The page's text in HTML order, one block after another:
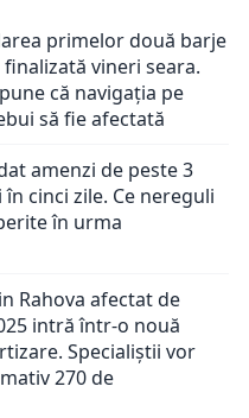
primelor două barje
vineri seara.
că navigația pe
să fie afectată
amenzi de peste 3
cinci zile. Ce nereguli
în urma
Rahova afectat de
intră într-o nouă
Specialiștii vor
270 de